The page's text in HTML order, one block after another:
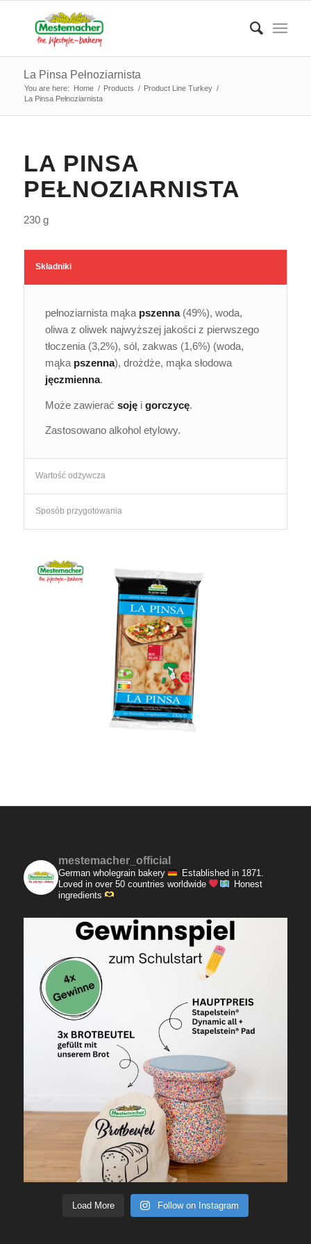
La Pinsa Pełnoziarnista
You are here: Home / Products / Product Line Turkey /
La Pinsa Pełnoziarnista
LA PINSA
PEŁNOZIARNISTA
230 g
Składniki
pełnoziarnista mąka pszenna(49%), woda,
oliwa z oliwek najwyższej jakości z pierwszego
tłoczenia (3,2%), sól, zakwas (1,6%) (woda,
mąka pszenna), drożdże, mąka słodowa
jęczmienna.
Może zawierać sojęi gorczycę.
Zastosowano alkohol etylowy.
Wartość odżywcza
Sposób przygotowania
mestemacher_official
German wholegrain bakery
Established in 1871.
Loved in over 50 countries worldwide
Honest
ingredients
Load More Follow on Instagram